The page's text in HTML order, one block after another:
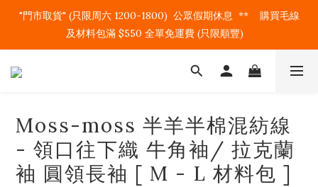
"門市取貨" (只限周六 1200-1800)  公眾假期休息  **    購買毛線
及材料包滿 $550 全單免運費 (只限順豐)
Moss-moss 半羊半棉混紡線
- 領口往下織 牛角袖/ 拉克蘭
袖 圓領長袖 [ M - L 材料包 ]